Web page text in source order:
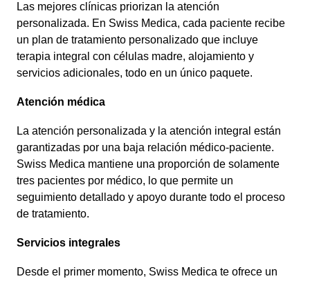
Las mejores clínicas priorizan la atención
personalizada. En Swiss Medica, cada paciente recibe
un plan de tratamiento personalizado que incluye
terapia integral con células madre, alojamiento y
servicios adicionales, todo en un único paquete.
Atención médica
La atención personalizada y la atención integral están
garantizadas por una baja relación médico-paciente.
Swiss Medica mantiene una proporción de solamente
tres pacientes por médico, lo que permite un
seguimiento detallado y apoyo durante todo el proceso
de tratamiento.
Servicios integrales
Desde el primer momento, Swiss Medica te ofrece un